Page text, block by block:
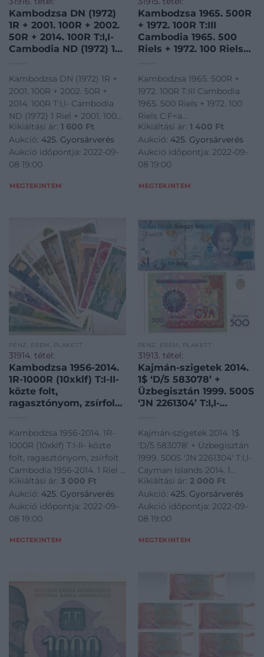
Kambodzsa DN (1972)
1R + 2001. 100R + 2002.
50R + 2014. 100R T:I,I-
Cambodia ND (1972) 1
100 Riels C:UNC,AU
Kambodzsa DN (1972) 1R +
2001. 100R + 2002. 50R +
2014. 100R T:I,I- Cambodia
ND (1972) 1 Riel + 2001. 100
Riels + 2002. 50 Riels + 2014.
100 Riels C:UNC,AU<a
href="https://www.darabanth.com/hu/gyorsarveres/425/
bankjeg
Kikiáltási ár: 1 600 Ft
Aukció: 425. Gyorsárverés
Aukció időpontja: 2022-09-
08 19:00
MEGTEKINTEM
Kambodzsa 1965. 500R
+ 1972. 100R T:III
Cambodia 1965. 500
Riels + 1972. 100 Riels
Kambodzsa 1965. 500R +
1972. 100R T:III Cambodia
1965. 500 Riels + 1972. 100
Riels C:F<a
href="https://
bankjegyek~1500014/
1965-500R-plus-1972-100R-
TIII-Cambodia-1965-500
Kikiáltási ár: 1 400 Ft
Aukció: 425. Gyorsárverés
Aukció időpontja: 2022-09-
08 19:00
MEGTEKINTEM
PÉNZ, ÉREM, PLAKETT
31914. tétel:
Kambodzsa 1956-2014.
1R-1000R (10xklf) T:I-II-
közte folt,
ragasztónyom, zsírfolt
(10xdiff) C:UNC-VF
spott, glue mark,
grease stain in it
Kambodzsa 1956-2014. 1R-
1000R (10xklf) T:I-II- közte
folt, ragasztónyom, zsírfolt
Cambodia 1956-2014. 1 Riel -
1000 Riels (10xdiff) C:UNC-
VF spott, glue mark, grease
stain in it<a
href="https://www.darabanth.com/hu/gyorsarveres/425/
Kikiáltási ár: 3 000 Ft
Aukció: 425. Gyorsárverés
Aukció időpontja: 2022-09-
08 19:00
MEGTEKINTEM
PÉNZ, ÉREM, PLAKETT
31913. tétel:
Kajmán-szigetek 2014.
1$ ‘D/5 583078’ +
Üzbegisztán 1999. 500S
‘JN 2261304’ T:I,I-
Dollar ‘D/5 583078’ +
Uzbekistan 1999. 500
So’m ‘JN 2261304’
C:UNC,AU Krause P#38,
#81
Kajmán-szigetek 2014. 1$
'D/5 583078' + Üzbegisztán
1999. 500S 'JN 2261304' T:I,I-
Cayman Islands 2014. 1
Dollar 'D/5 583078' +
Uzbekistan 1999. 500 So'm
'JN 2261304' C:UNC,AU
Krause P#38, #81<a
Kikiáltási ár: 2 000 Ft
Aukció: 425. Gyorsárverés
Aukció időpontja: 2022-09-
08 19:00
MEGTEKINTEM